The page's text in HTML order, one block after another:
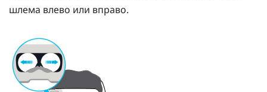
шлема влево или вправо.